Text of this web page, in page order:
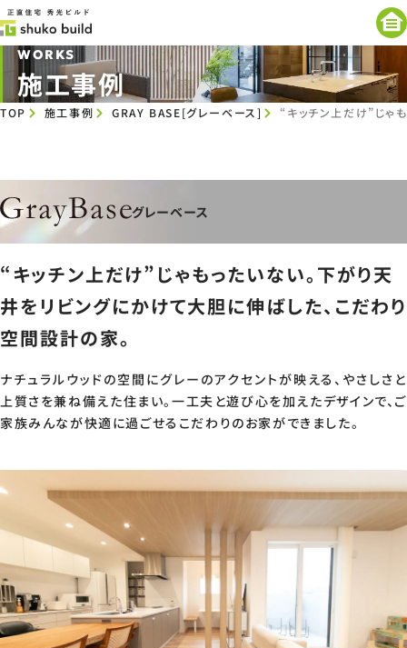
WORKS
施工事例
TOP 施工事例 GRAY BASE[グレーベース] “キッチン上だけ”じゃ
グレーベース
“キッチン上だけ”じゃもったいない。下がり天
井をリビングにかけて大胆に伸ばした、こだわり
空間設計の家。
ナチュラルウッドの空間にグレーのアクセントが映える、やさしさと
上質さを兼ね備えた住まい。一工夫と遊び心を加えたデザインで、ご
家族みんなが快適に過ごせるこだわりのお家ができました。